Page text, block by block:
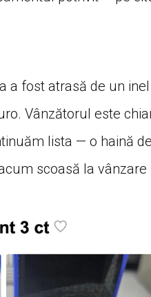
a fost atrasă de un
Vânzătorul este
lista — o haină
scoasă la